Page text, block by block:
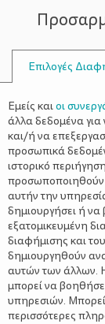
Επιλογές
Εμείς καιοι
άλλα δεδομένα
και/ή να
προσωπικά
ιστορικό
προσωποποιηθούν
αυτήν την
δημιουργήσει ή να
εξατομικευμένη
διαφήμισης και
δημιουργηθούν
αυτών των άλλων.
μπορεί να
υπηρεσιών.
περισσότερες